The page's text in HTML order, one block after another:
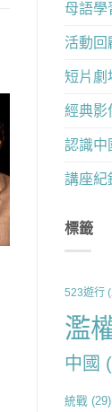
母語學
活動回
短片劇
經典影
認識中
講座紀
標籤
523遊行
濫
中國
統戰 (29)